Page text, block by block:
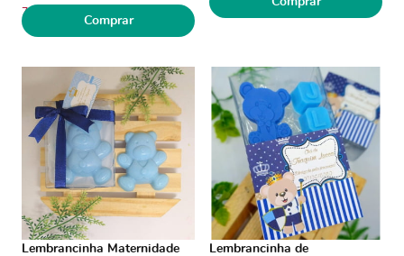
7
Comprar
Lembrancinha Maternidade
Lembrancinha de